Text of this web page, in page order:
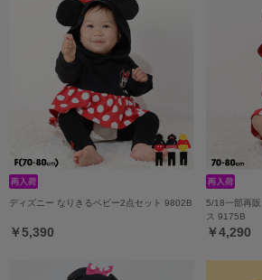
ディズニー なりきるベビー2点セット 9802B
￥5,390
5/18一部再
ス 9175B
￥4,290